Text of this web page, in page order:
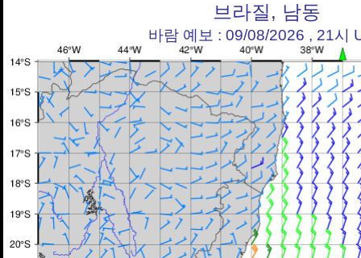
브라질, 남동
바람 예보 : 09/08/2026 , 21시